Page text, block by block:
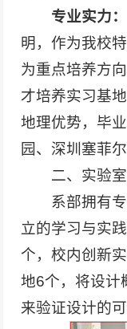
专业实力：
明，作为我校
为重点培养方
才培养实习基
地理优势，毕
园、深圳塞菲
二、实验
系部拥有
立的学习与实
个，校内创新
地6个，将设计
来验证设计的